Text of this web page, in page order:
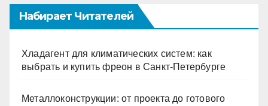
Набирает Читателей
Хладагент для климатических систем: как
выбрать и купить фреон в Санкт-Петербурге
Металлоконструкции: от проекта до готового